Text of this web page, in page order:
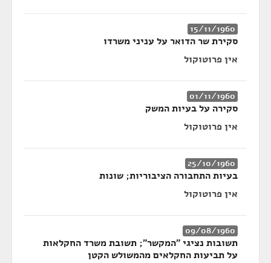
15/11/1960
סקירת שר הדואר על עניני משרדו
אין פרוטוקול
01/11/1960
סקירה על בעיות המשק
אין פרוטוקול
25/10/1960
בעיות התחבורה הציבוריות; שונות
אין פרוטוקול
09/08/1960
תשובות נציגי "המקשר"; תשובת משרד החקלאות
על תביעות החקלאים מהמשולש הקטן